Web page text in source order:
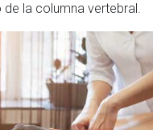
la columna vertebral.